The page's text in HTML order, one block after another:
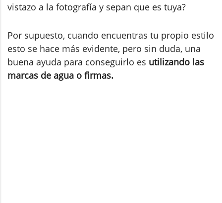
vistazo a la fotografía y sepan que es tuya?
Por supuesto, cuando encuentras tu propio estilo
esto se hace más evidente, pero sin duda, una
buena ayuda para conseguirlo es utilizando las
marcas de agua o firmas.